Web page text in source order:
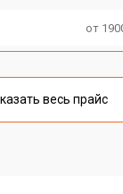
от
весь прайс